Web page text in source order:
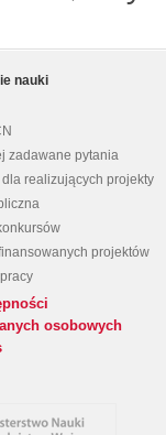
nauki
zadawane pytania
dla realizujących projekty
finansowanych projektów
osobowych